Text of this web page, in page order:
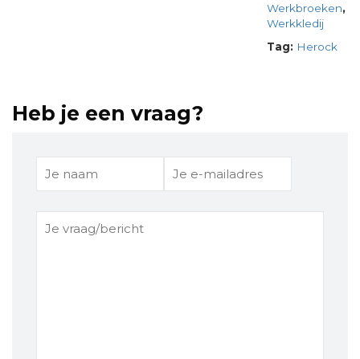
Werkbroeken,
Werkkledij
Tag: Herock
Heb je een vraag?